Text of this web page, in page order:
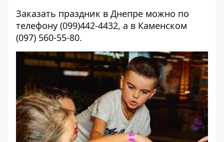
Заказать праздник в Днепре можно по
телефону (099)442-4432, а в Каменском
(097) 560-55-80.